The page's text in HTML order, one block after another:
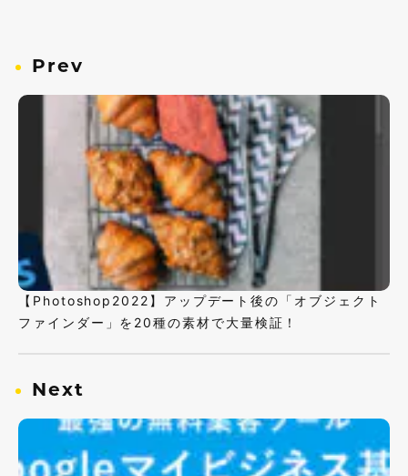
Prev
【Photoshop2022】アップデート後の「オブジェクト
ファインダー」を20種の素材で大量検証！
Next